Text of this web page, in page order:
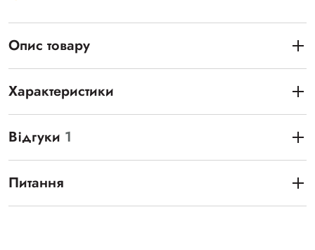
Опис товару
Характеристики
Відгуки 1
Питання